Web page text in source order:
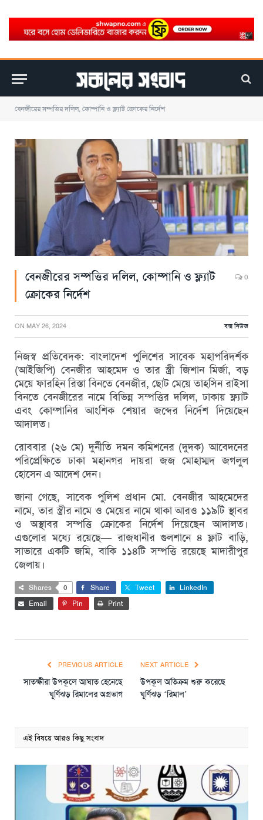
বেনজীরের সম্পত্তির দলিল, কোম্পানি ও ফ্ল্যাট ক্রোকের নির্দেশ
বেনজীরের সম্পত্তির দলিল, কোম্পানি ও ফ্ল্যাট
ক্রোকের নির্দেশ
0
ON MAY 26, 2024 বক্স নিউজ
নিজস্ব প্রতিবেদক: বাংলাদেশ পুলিশের সাবেক মহাপরিদর্শক
(আইজিপি) বেনজীর আহমেদ ও তার স্ত্রী জিশান মির্জা, বড়
মেয়ে ফারহিন রিস্তা বিনতে বেনজীর, ছোট মেয়ে তাহসিন রাইসা
বিনতে বেনজীরের নামে বিভিন্ন সম্পত্তির দলিল, ঢাকায় ফ্ল্যাট
এবং কোম্পানির আংশিক শেয়ার জব্দের নির্দেশ দিয়েছেন
আদালত।
রোববার (২৬ মে) দুর্নীতি দমন কমিশনের (দুদক) আবেদনের
পরিপ্রেক্ষিতে ঢাকা মহানগর দায়রা জজ মোহাম্মদ জগলুল
হোসেন এ আদেশ দেন।
জানা গেছে, সাবেক পুলিশ প্রধান মো. বেনজীর আহমেদের
নামে, তার স্ত্রীর নামে ও মেয়ের নামে থাকা আরও ১১৯টি স্থাবর
ও অস্থাবর সম্পত্তি ক্রোকের নির্দেশ দিয়েছেন আদালত।
এগুলোর মধ্যে রয়েছে— রাজধানীর গুলশানে ৪ ফ্লাট বাড়ি,
সাভারে একটি জমি, বাকি ১১৪টি সম্পত্তি রয়েছে মাদারীপুর
জেলায়।
Shares 0 Share Tweet
LinkedIn
Email
Pin Print
PREVIOUS ARTICLE
সাতক্ষীরা উপকূলে আঘাত হেনেছে
ঘূর্ণিঝড় রিমালের অগ্রভাগ
NEXT ARTICLE
উপকূল অতিক্রম শুরু করেছে
ঘূর্ণিঝড় ‘রিমাল’
এই বিষয়ে আরও কিছু সংবাদ